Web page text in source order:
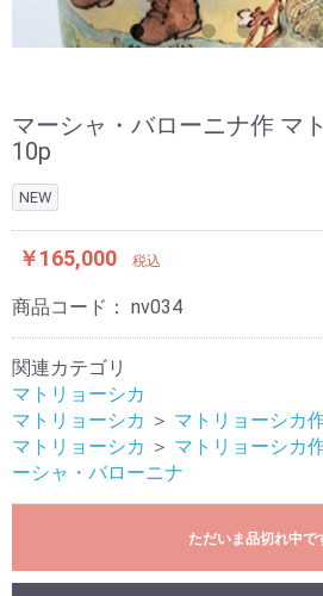
マーシャ・バローニナ作 マ
10p
NEW
￥165,000 税込
商品コード： nv034
関連カテゴリ
マトリョーシカ
マトリョーシカ ＞ マトリョーシカ
マトリョーシカ ＞ マトリョーシカ
ーシャ・バローニナ
ただいま品切れ中で